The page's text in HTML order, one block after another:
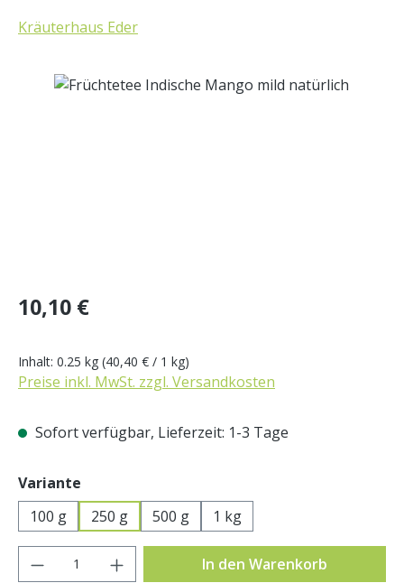
Kräuterhaus Eder
Bildergalerie überspringen
Regulärer Preis:
10,10 €
Inhalt: 0.25 kg (40,40 € / 1 kg)
Preise inkl. MwSt. zzgl. Versandkosten
Sofort verfügbar, Lieferzeit: 1-3 Tage
Variante
100 g
250 g 500 g 1 kg
Produkt Anzahl: Gib den gewünschten
In den Warenkorb